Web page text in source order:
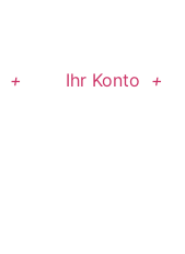
Ihr Konto